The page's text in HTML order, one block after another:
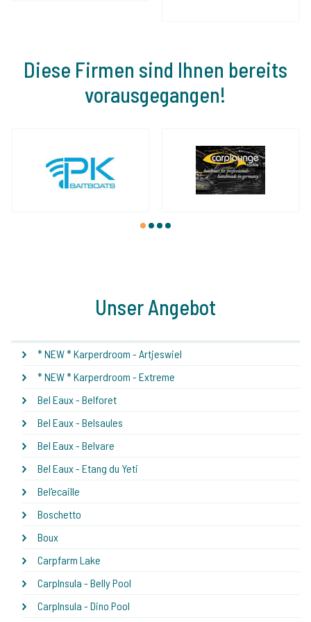
Diese Firmen sind Ihnen bereits
vorausgegangen!
1 2 3 4
Unser Angebot
* NEW * Karperdroom - Artjeswiel
* NEW * Karperdroom - Extreme
Bel Eaux - Belforet
Bel Eaux - Belsaules
Bel Eaux - Belvare
Bel Eaux - Etang du Yeti
Bel'ecaille
Boschetto
Boux
Carpfarm Lake
CarpInsula - Belly Pool
CarpInsula - Dino Pool